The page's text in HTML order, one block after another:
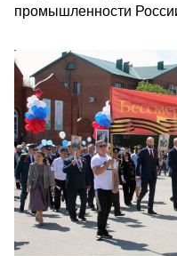
промышленности